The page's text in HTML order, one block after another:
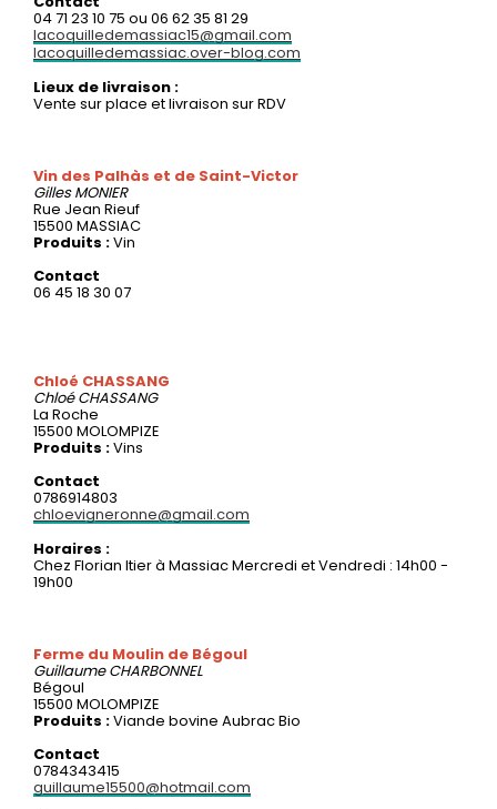
04 71 23 10 75 ou 06 62 35 81 29
lacoquilledemassiac15@gmail.com
lacoquilledemassiac.over-blog.com
Lieux de livraison :
Vente sur place et livraison sur RDV
Vin des Palhàs et de Saint-Victor
GillesMONIER
Rue Jean Rieuf
15500 MASSIAC
Produits :Vin
Contact
06 45 18 30 07
Chloé CHASSANG
ChloéCHASSANG
La Roche
15500 MOLOMPIZE
Produits :Vins
Contact
0786914803
chloevigneronne@gmail.com
Horaires :
Chez Florian Itier à Massiac Mercredi et Vendredi : 14h00 -
19h00
Ferme du Moulin de Bégoul
GuillaumeCHARBONNEL
Bégoul
15500 MOLOMPIZE
Produits :Viande bovine Aubrac Bio
Contact
0784343415
guillaume15500@hotmail.com